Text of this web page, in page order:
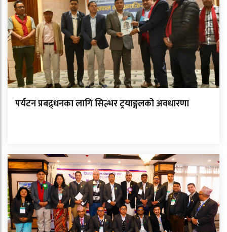
पर्यटन प्रबद्र्धनका लागि सिल्भर ट्रयाङ्गलको अवधारणा